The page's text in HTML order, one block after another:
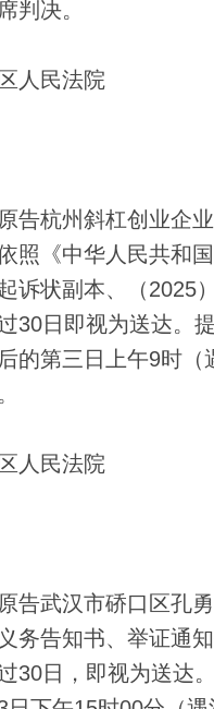
判决。
人民法院
杭州斜杠创业企业
照《中华人民共和
诉状副本、（2025
30日即视为送达。
的第三日上午9时
人民法院
武汉市硚口区孔勇
务告知书、举证通
30日，即视为送达